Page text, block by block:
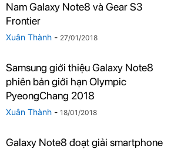
Nam Galaxy Note8 và Gear S3
Frontier
Xuân Thành - 27/01/2018
Samsung giới thiệu Galaxy Note8
phiên bản giới hạn Olympic
PyeongChang 2018
Xuân Thành - 18/01/2018
Galaxy Note8 đoạt giải smartphone